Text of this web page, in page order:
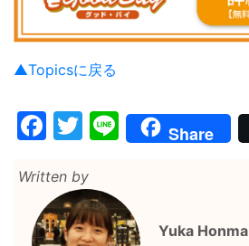
▲Topicsに戻る
Facebook
Twitter
LineShare
Written by
Yuka Honma